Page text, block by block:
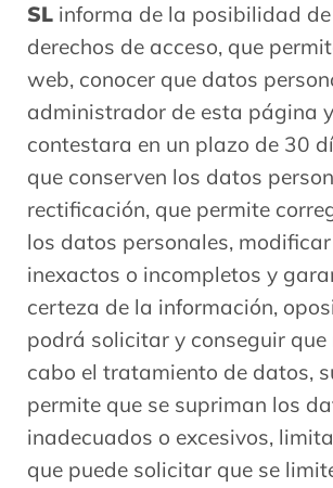
SL informa de la posibilidad de
derechos de acceso, que
web, conocer que datos
administrador de esta página
contestara en un plazo de 30
que conserven los datos
rectificación, que permite
los datos personales,
inexactos o incompletos y
certeza de la información,
podrá solicitar y conseguir que
cabo el tratamiento de datos,
permite que se supriman los
inadecuados o excesivos,
que puede solicitar que se